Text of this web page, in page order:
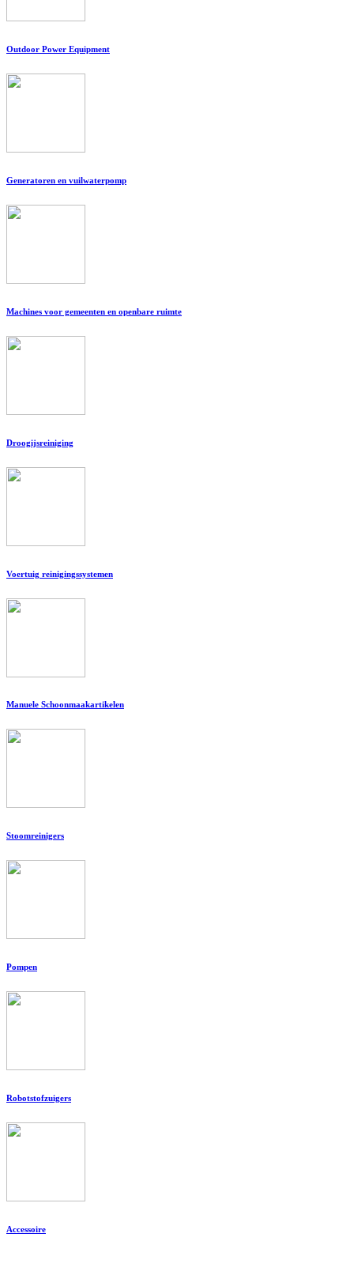
Outdoor Power Equipment
Generatoren en vuilwaterpomp
Machines voor gemeenten en openbare ruimte
Droogijsreiniging
Voertuig reinigingssystemen
Manuele Schoonmaakartikelen
Stoomreinigers
Pompen
Robotstofzuigers
Accessoire